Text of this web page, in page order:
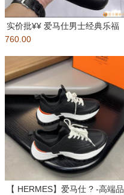
实价批¥¥ 爱马仕男士经典乐福
鞋，将经典的鞋履款式与标志性
760.00
【 HERMES】爱马仕 ? -高端品